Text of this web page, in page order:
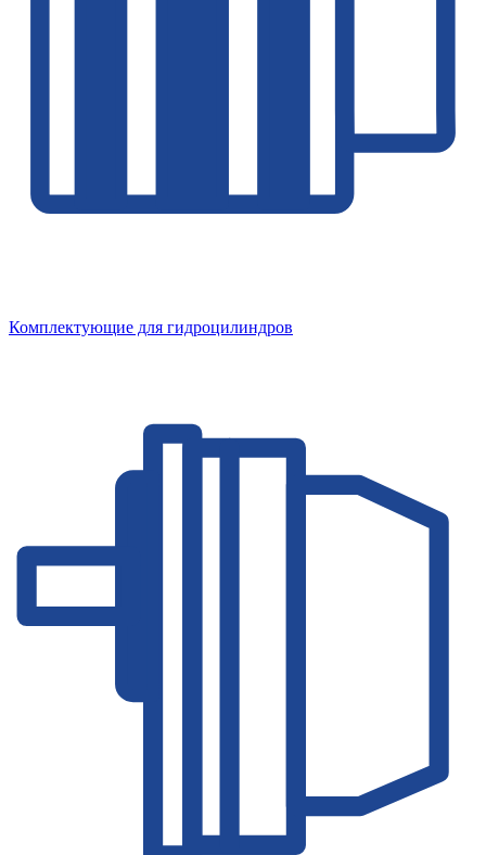
Комплектующие для гидроцилиндров